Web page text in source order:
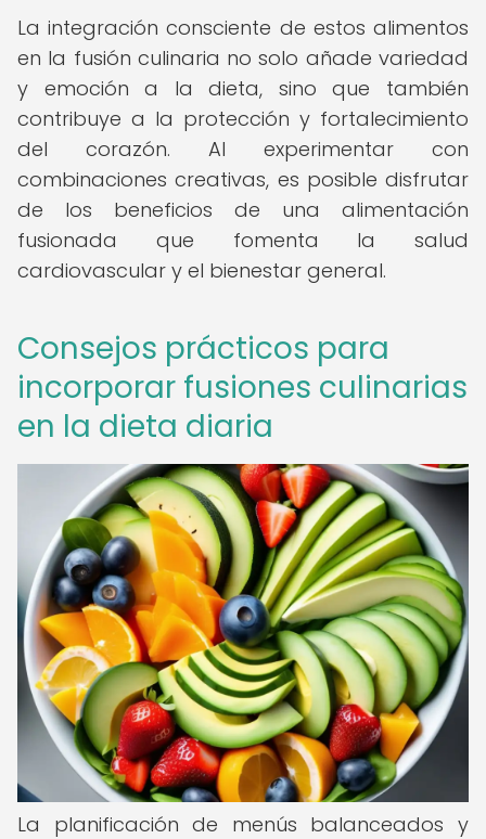
La integración consciente de estos alimentos
en la fusión culinaria no solo añade variedad
y emoción a la dieta, sino que también
contribuye a la protección y fortalecimiento
del corazón. Al experimentar con
combinaciones creativas, es posible disfrutar
de los beneficios de una alimentación
fusionada que fomenta la salud
cardiovascular y el bienestar general.
Consejos prácticos para
incorporar fusiones culinarias
en la dieta diaria
La planificación de menús balanceados y